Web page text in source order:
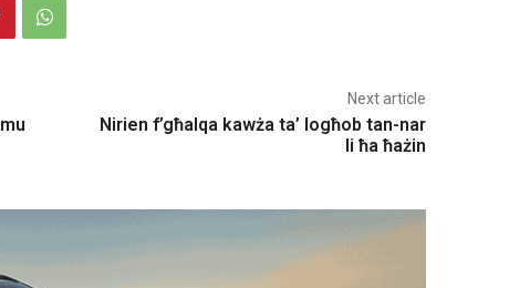
Next article
Nirien f’għalqa kawża ta’ logħob tan-nar
li ħa ħażin